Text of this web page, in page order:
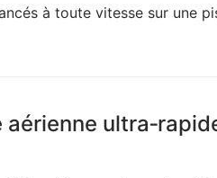
à toute vitesse sur une